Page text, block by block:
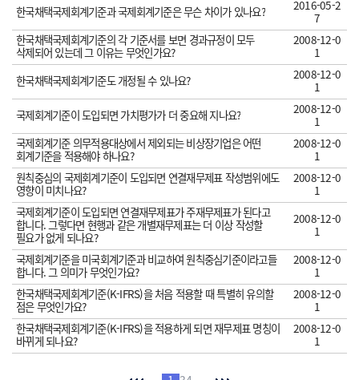
한국채택국제회계기준과 국제회계기준은 무슨 차이가 있나요?
2016-05-2
7
한국채택국제회계기준의 각 기준서를 보면 경과규정이 모두
삭제되어 있는데 그 이유는 무엇인가요?
2008-12-0
1
한국채택국제회계기준도 개정될 수 있나요?
2008-12-0
1
국제회계기준이 도입되면 가치평가가 더 중요해 지나요?
2008-12-0
1
국제회계기준 의무적용대상에서 제외되는 비상장기업은 어떤
회계기준을 적용해야 하나요?
2008-12-0
1
원칙중심의 국제회계기준이 도입되면 연결재무제표 작성범위에도
영향이 미치나요?
2008-12-0
1
국제회계기준이 도입되면 연결재무제표가 주재무제표가 된다고
합니다. 그렇다면 현행과 같은 개별재무제표는 더 이상 작성할
필요가 없게 되나요?
2008-12-0
1
국제회계기준을 미국회계기준과 비교하여 원칙중심기준이라고들
합니다. 그 의미가 무엇인가요?
2008-12-0
1
한국채택국제회계기준(K-IFRS)을 처음 적용할 때 특별히 유의할
점은 무엇인가요?
2008-12-0
1
한국채택국제회계기준(K-IFRS)을 적용하게 되면 재무제표 명칭이
바뀌게 되나요?
2008-12-0
1